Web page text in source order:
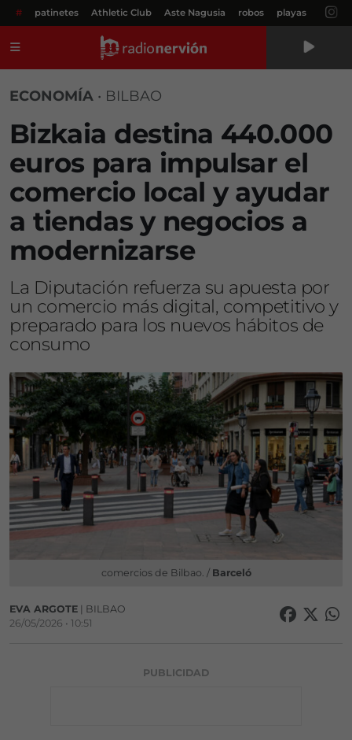
# patinetes Athletic Club Aste Nagusia robos playas
ECONOMÍA • BILBAO
Bizkaia destina 440.000
euros para impulsar el
comercio local y ayudar
a tiendas y negocios a
modernizarse
La Diputación refuerza su apuesta por
un comercio más digital, competitivo y
preparado para los nuevos hábitos de
consumo
comercios de Bilbao. / Barceló
EVA ARGOTE | BILBAO
26/05/2026 • 10:51
PUBLICIDAD